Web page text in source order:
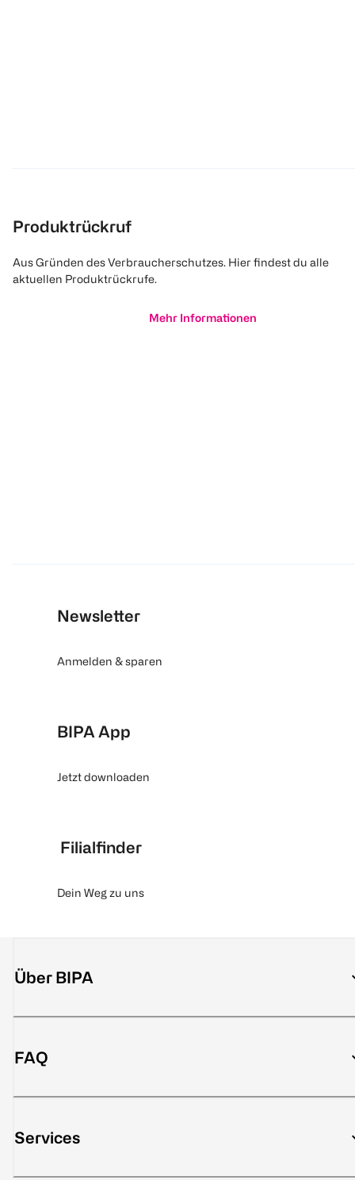
Produktrückruf
Aus Gründen des Verbraucherschutzes. Hier findest du alle
aktuellen Produktrückrufe.
Mehr Informationen
Newsletter
Anmelden & sparen
BIPA App
Jetzt downloaden
Filialfinder
Dein Weg zu uns
Über BIPA
FAQ
Services